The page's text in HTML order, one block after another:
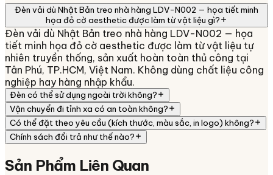
Đèn vải dù Nhật Bản treo nhà hàng LDV-N002 — họa tiết minh
họa đỏ cờ aesthetic được làm từ vật liệu gì?
Đèn vải dù Nhật Bản treo nhà hàng LDV-N002 — họa
tiết minh họa đỏ cờ aesthetic được làm từ vật liệu tự
nhiên truyền thống, sản xuất hoàn toàn thủ công tại
Tân Phú, TP.HCM, Việt Nam. Không dùng chất liệu công
nghiệp hay hàng nhập khẩu.
Đèn có thể sử dụng ngoài trời không?
Vận chuyển đi tỉnh xa có an toàn không?
Có thể đặt theo yêu cầu (kích thước, màu sắc, in logo) không?
Chính sách đổi trả như thế nào?
Sản Phẩm Liên Quan